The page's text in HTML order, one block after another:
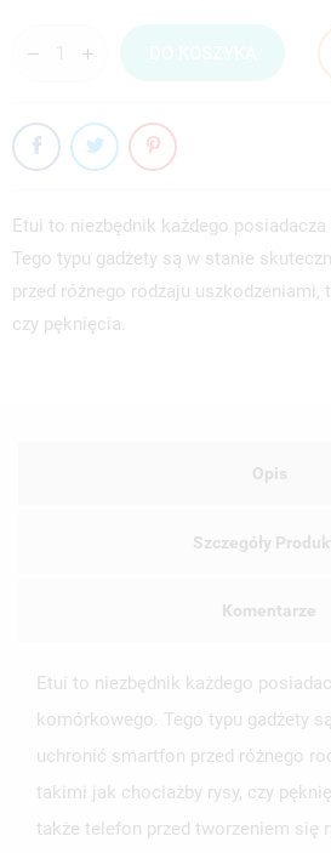
Etui to niezbędnik każdego
Tego typu gadżety są w stanie
przed różnego rodzaju uszkodzeniami,
czy pęknięcia.
Opis
Szczegóły
Komentarze
Etui to niezbędnik każdego
komórkowego. Tego typu gadżety
uchronić smartfon przed różnego
takimi jak chociażby rysy, czy
także telefon przed tworzeniem się